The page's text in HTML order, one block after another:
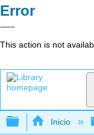
Error
This action is not
Expandir/
Inicio